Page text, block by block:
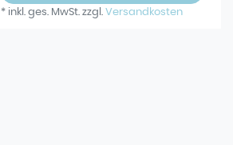
* inkl. ges. MwSt. zzgl.Versandkosten